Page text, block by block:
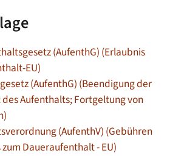
(AufenthG) (Erlaubnis
EU)
(AufenthG) (Beendigung der
Aufenthalts; Fortgeltung von
(AufenthV) (Gebühren
Daueraufenthalt - EU)